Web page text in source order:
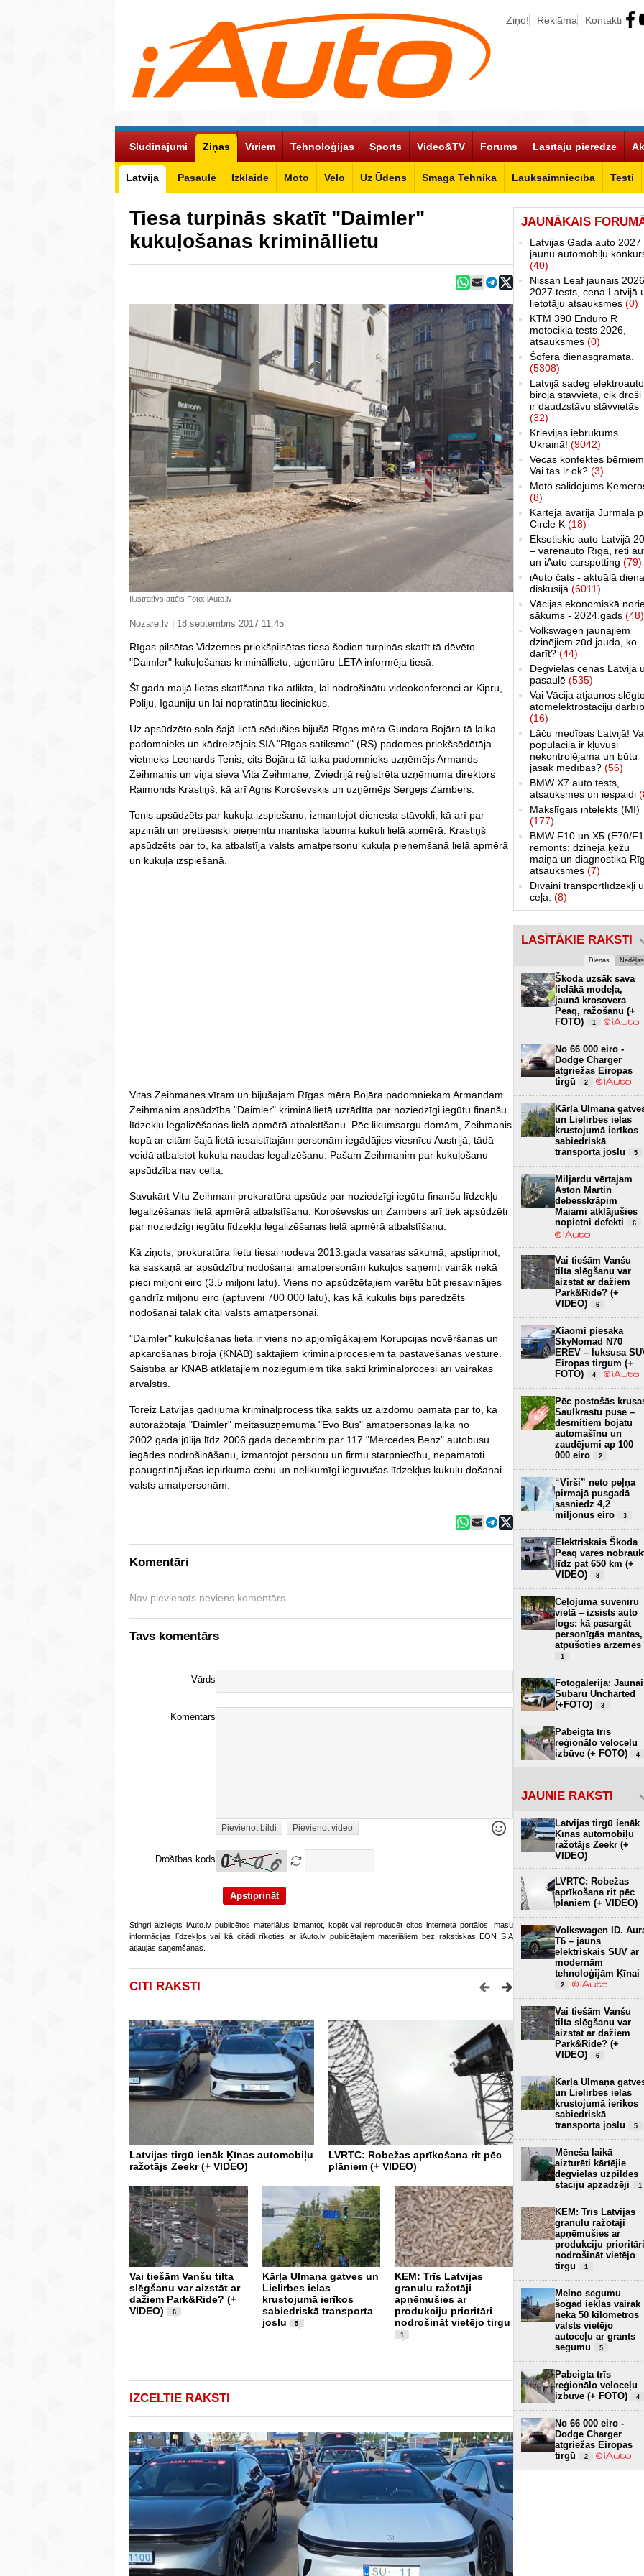
Ziņo! Reklāma Kontakti
Sludinājumi Ziņas
Latvijā Pasaulē Izklaide Moto Velo Uz Ūdens Smagā Tehnika Lauksaimniecība Testi
Vīriem Tehnoloģijas Sports Video&TV Forums Lasītāju pieredze
Tiesa turpinās skatīt "Daimler"
kukuļošanas krimināllietu
Ilustratīvs attēls Foto: iAuto.lv
Nozare.lv | 18.septembris 2017 11:45
Rīgas pilsētas Vidzemes priekšpilsētas tiesa šodien turpinās skatīt tā dēvēto
"Daimler" kukuļošanas krimināllietu, aģentūru LETA informēja tiesā.
Šī gada maijā lietas skatīšana tika atlikta, lai nodrošinātu videokonferenci ar Kipru,
Poliju, Igauniju un lai nopratinātu lieciniekus.
Uz apsūdzēto sola šajā lietā sēdušies bijušā Rīgas mēra Gundara Bojāra tā laika
padomnieks un kādreizējais SIA "Rīgas satiksme" (RS) padomes priekšsēdētāja
vietnieks Leonards Tenis, cits Bojāra tā laika padomnieks uzņēmējs Armands
Zeihmanis un viņa sieva Vita Zeihmane, Zviedrijā reģistrēta uzņēmuma direktors
Raimonds Krastiņš, kā arī Agris Koroševskis un uzņēmējs Sergejs Zambers.
Tenis apsūdzēts par kukuļa izspiešanu, izmantojot dienesta stāvokli, kā arī par
apzināti un prettiesiski pieņemtu mantiska labuma kukuli lielā apmērā. Krastiņš
apsūdzēts par to, ka atbalstīja valsts amatpersonu kukuļa pieņemšanā lielā apmērā
un kukuļa izspiešanā.
Vitas Zeihmanes vīram un bijušajam Rīgas mēra Bojāra padomniekam Armandam
Zeihmanim apsūdzība "Daimler" krimināllietā uzrādīta par noziedzīgi iegūtu finanšu
līdzekļu legalizēšanas lielā apmērā atbalstīšanu. Pēc likumsargu domām, Zeihmanis
kopā ar citām šajā lietā iesaistītajām personām iegādājies viesnīcu Austrijā, tādā
veidā atbalstot kukuļa naudas legalizēšanu. Pašam Zeihmanim par kukuļošanu
apsūdzība nav celta.
Savukārt Vitu Zeihmani prokuratūra apsūdz par noziedzīgi iegūtu finanšu līdzekļu
legalizēšanas lielā apmērā atbalstīšanu. Koroševskis un Zambers arī tiek apsūdzēti
par noziedzīgi iegūtu līdzekļu legalizēšanas lielā apmērā atbalstīšanu.
Kā ziņots, prokuratūra lietu tiesai nodeva 2013.gada vasaras sākumā, apstiprinot,
ka saskaņā ar apsūdzību nodošanai amatpersonām kukuļos saņemti vairāk nekā
pieci miljoni eiro (3,5 miljoni latu). Viens no apsūdzētajiem varētu būt piesavinājies
gandrīz miljonu eiro (aptuveni 700 000 latu), kas kā kukulis bijis paredzēts
nodošanai tālāk citai valsts amatpersonai.
"Daimler" kukuļošanas lieta ir viens no apjomīgākajiem Korupcijas novēršanas un
apkarošanas biroja (KNAB) sāktajiem kriminālprocesiem tā pastāvēšanas vēsturē.
Saistībā ar KNAB atklātajiem noziegumiem tika sākti kriminālprocesi arī vairākās
ārvalstīs.
Toreiz Latvijas gadījumā kriminālprocess tika sākts uz aizdomu pamata par to, ka
autoražotāja "Daimler" meitasuzņēmuma "Evo Bus" amatpersonas laikā no
2002.gada jūlija līdz 2006.gada decembrim par 117 "Mercedes Benz" autobusu
iegādes nodrošināšanu, izmantojot personu un firmu starpniecību, nepamatoti
paaugstinājušas iepirkuma cenu un nelikumīgi ieguvušas līdzekļus kukuļu došanai
valsts amatpersonām.
Komentāri
Nav pievienots neviens komentārs.
Tavs komentārs
Vārds
Komentārs
Pievienot bildi Pievienot video
Drošības kods
Stingri aizliegts iAuto.lv publicētos materiālus izmantot, kopēt vai reproducēt citos interneta portālos, masu
informācijas līdzekļos vai kā citādi rīkoties ar iAuto.lv publicētajiem materiāliem bez rakstiskas EON SIA
atļaujas saņemšanas.
CITI RAKSTI
Latvijas tirgū ienāk Ķīnas automobiļu
ražotājs Zeekr (+ VIDEO)
LVRTC: Robežas aprīkošana rit pēc
plāniem (+ VIDEO)
Vai tiešām Vanšu tilta
slēgšanu var aizstāt ar
dažiem Park&Ride? (+
VIDEO)
6
Kārļa Ulmaņa gatves un
Lielirbes ielas
krustojumā ierīkos
sabiedriskā transporta
joslu
5
KEM: Trīs Latvijas
granulu ražotāji
apņēmušies ar
produkciju prioritāri
nodrošināt vietējo tirgu
1
Melno segumu šogad
nekā 50 kilometros valsts
autoceļu ar grants
“Virši” neto peļņa
pirmajā pusgadā
sasniedz 4,2 miljonus
eiro
IZCELTIE RAKSTI
JAUNĀKAIS
Latvijas Gada auto 2027
jaunu automobiļu
(40)
Nissan Leaf jaunais
2027 tests, cena Latvijā
lietotāju atsauksmes (0)
KTM 390 Enduro R
motocikla tests 2026,
atsauksmes (0)
Šofera dienasgrāmata.
(5308)
Latvijā sadeg elektroauto
biroja stāvvietā, cik droši
ir daudzstāvu stāvvietās
(32)
Krievijas iebrukums
Ukrainā! (9042)
Vecas konfektes
Vai tas ir ok? (3)
Moto salidojums
(8)
Kārtējā avārija Jūrmalā
Circle K (18)
Eksotiskie auto Latvijā
– varenauto Rīgā, reti
un iAuto carspotting (79)
iAuto čats - aktuālā
diskusija (6011)
Vācijas ekonomiskā
sākums - 2024.gads (48)
Volkswagen jaunajiem
dzinējiem zūd jauda, ko
darīt? (44)
Degvielas cenas Latvijā
pasaulē (535)
Vai Vācija atjaunos
atomelektrostaciju
(16)
Lāču medības Latvijā!
populācija ir kļuvusi
nekontrolējama un būtu
jāsāk medības? (56)
BMW X7 auto tests,
atsauksmes un iespaidi
Makslīgais intelekts (MI)
(177)
BMW F10 un X5 (E70/
remonts: dzinēja ķēžu
maiņa un diagnostika
atsauksmes (7)
Dīvaini transportlīdzekļi
ceļa. (8)
LASĪTĀKIE RAKSTI
Dienas Nedēļas
Škoda uzsāk sava
lielākā modeļa,
jaunā krosovera
Peaq, ražošanu (+
FOTO)
1
No 66 000 eiro -
Dodge Charger
atgriežas Eiropas
tirgū
2
Kārļa Ulmaņa
un Lielirbes ielas
krustojumā ierīkos
sabiedriskā
transporta joslu
5
Miljardu vērtajam
Aston Martin
debesskrāpim
Maiami atklājušies
nopietni defekti
6
Vai tiešām Vanšu
tilta slēgšanu var
aizstāt ar dažiem
Park&Ride? (+
VIDEO)
6
Xiaomi piesaka
SkyNomad N70
EREV – luksusa
Eiropas tirgum (+
FOTO)
4
Pēc postošās
Saulkrastu pusē –
desmitiem bojātu
automašīnu un
zaudējumi ap 100
000 eiro
2
“Virši” neto peļņa
pirmajā pusgadā
sasniedz 4,2
miljonus eiro
3
Elektriskais Škoda
Peaq varēs
līdz pat 650 km (+
VIDEO)
8
Ceļojuma suvenīru
vietā – izsists auto
logs: kā pasargāt
personīgās mantas,
atpūšoties ārzemēs
1
Fotogalerija:
Subaru Uncharted
(+FOTO)
3
Pabeigta trīs
reģionālo veloceļu
izbūve (+ FOTO)
4
JAUNIE RAKSTI
Latvijas tirgū ienāk
Ķīnas automobiļu
ražotājs Zeekr (+
VIDEO)
LVRTC: Robežas
aprīkošana rit pēc
plāniem (+ VIDEO)
Volkswagen ID.
T6 – jauns
elektriskais SUV ar
modernām
tehnoloģijām Ķīnai
2
Vai tiešām Vanšu
tilta slēgšanu var
aizstāt ar dažiem
Park&Ride? (+
VIDEO)
6
Kārļa Ulmaņa
un Lielirbes ielas
krustojumā ierīkos
sabiedriskā
transporta joslu
5
Mēneša laikā
aizturēti kārtējie
degvielas uzpildes
staciju apzadzēji
1
KEM: Trīs Latvijas
granulu ražotāji
apņēmušies ar
produkciju prioritāri
nodrošināt vietējo
tirgu
1
Melno segumu
šogad ieklās vairāk
nekā 50 kilometros
valsts vietējo
autoceļu ar grants
segumu
5
Pabeigta trīs
reģionālo veloceļu
izbūve (+ FOTO)
4
No 66 000 eiro -
Dodge Charger
atgriežas Eiropas
tirgū
2